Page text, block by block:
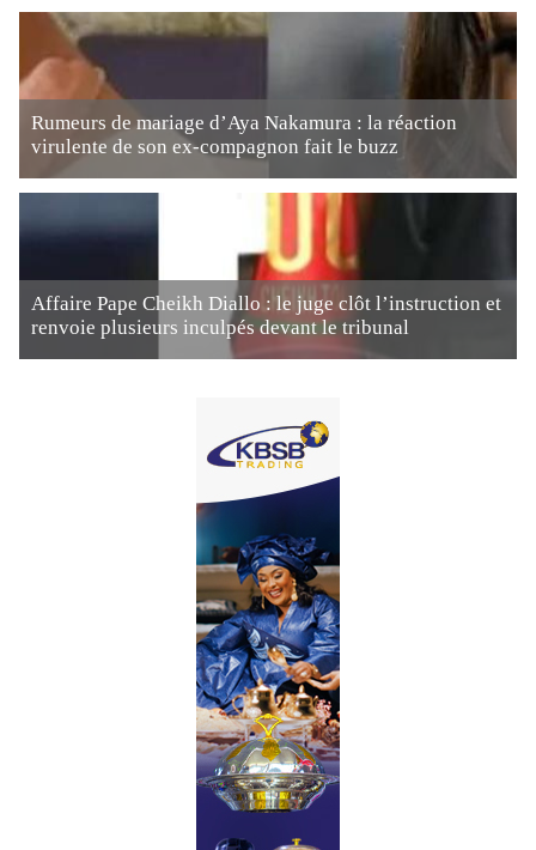
Rumeurs de mariage d’Aya Nakamura : la réaction
virulente de son ex-compagnon fait le buzz
Affaire Pape Cheikh Diallo : le juge clôt l’instruction et
renvoie plusieurs inculpés devant le tribunal